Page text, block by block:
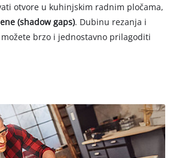
otvore u kuhinjskim radnim pločama,
(shadow gaps). Dubinu rezanja i
brzo i jednostavno prilagoditi